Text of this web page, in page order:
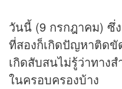
วันนี้ (9 กรกฎาคม) ซึ่
ที่สองก็เกิดปัญหาติดขั
เกิดสับสนไม่รู้ว่าทาง
ในครอบครองบ้าง